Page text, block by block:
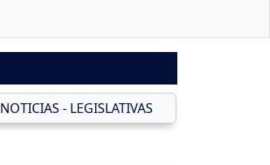
NOTICIAS - LEGISLATIVAS